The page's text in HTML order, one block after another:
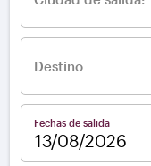
Destino
Fechas de salida